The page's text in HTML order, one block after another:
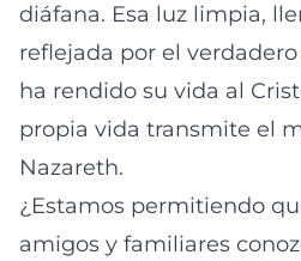
diáfana. Esa luz limpia,
reflejada por el
ha rendido su vida al
propia vida transmite el
Nazareth.
¿Estamos permitiendo
amigos y familiares